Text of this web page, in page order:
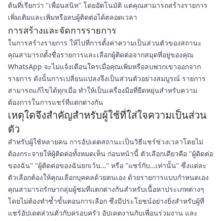
ต้นที่เรียกว่า "เพื่อนสนิท" โดยอัตโนมัติ แต่คุณสามารถสร้างรายการ
เพิ่มเติมและเพิ่มหรือลบผู้ติดต่อได้ตลอดเวลา
การสร้างและจัดการรายการ
ในการสร้างรายการ ให้ไปที่การตั้งค่าความเป็นส่วนตัวของสถานะ
คุณสามารถตั้งชื่อรายการและเลือกผู้ติดต่อจากสมุดที่อยู่ของคุณ
WhatsApp จะไม่แจ้งเตือนใครเมื่อคุณเพิ่มหรือลบพวกเขาออกจาก
รายการ ดังนั้นการเปลี่ยนแปลงจึงเป็นส่วนตัวอย่างสมบูรณ์ รายการ
สามารถแก้ไขได้ทุกเมื่อ ทำให้เป็นเครื่องมือที่ยืดหยุ่นสำหรับความ
ต้องการในการแชร์ที่แตกต่างกัน
เหตุใดจึงสำคัญสำหรับผู้ใช้ที่ใส่ใจความเป็นส่วน
ตัว
สำหรับผู้ใช้หลายคน การอัปเดตสถานะเป็นวิธีแชร์ช่วงเวลาโดยไม่
ต้องกระจายให้ผู้ติดต่อทั้งหมดเห็น ก่อนหน้านี้ ตัวเลือกเดียวคือ "ผู้ติดต่อ
ของฉัน" "ผู้ติดต่อของฉันยกเว้น…" หรือ "แชร์กับ…เท่านั้น" ซึ่งแต่ละ
ตัวเลือกต้องให้คุณเลือกบุคคลด้วยตนเอง ด้วยรายการแบบกำหนดเอง
คุณสามารถรักษากลุ่มผู้ชมที่แตกต่างกันสำหรับเนื้อหาประเภทต่างๆ
โดยไม่ต้องทำซ้ำขั้นตอนการเลือก ซึ่งมีประโยชน์อย่างยิ่งสำหรับผู้ที่
แชร์อัปเดตส่วนตัวกับครอบครัว อัปเดตงานกับเพื่อนร่วมงาน และ